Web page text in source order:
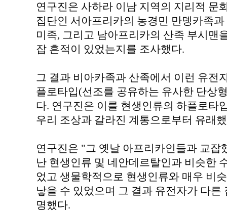
연구진은 사하라 이남 지역의 지리적 문
집단인 서아프리카의 농경민 만뎅카족
미족, 그리고 남아프리카의 산족 부시맨
잡 흔적이 있었는지를 조사했다.
그 결과 비아카족과 산족에서 이런 유전
플로타입(선조를 공유하는 유사한 단상
다. 연구진은 이를 현생인류의 하플로타
우리 조상과 갈라진 계통으로부터 유래
연구진은 "그 옛날 아프리카인들과 교잡
난 현생인류 및 네안데르탈인과 비슷한
었고 생물학적으로 현생인류와 매우 비
낳을 수 있었으며 그 결과 유전자가 다
명했다.